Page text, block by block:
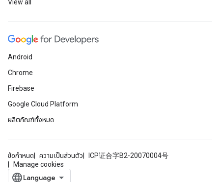
View all
Android
Chrome
Firebase
Google Cloud Platform
ผลิตภัณฑ์ทั้งหมด
ข้อกำหนด ความเป็นส่วนตัว
ICP证合字B2-20070004号
Manage cookies